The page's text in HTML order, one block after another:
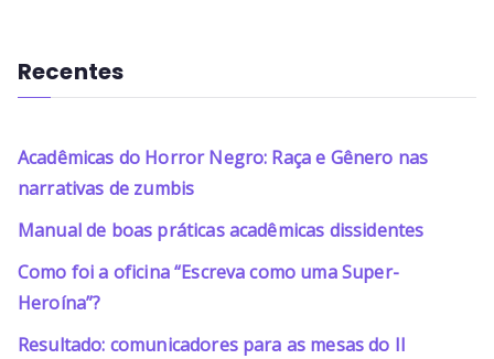
Recentes
Acadêmicas do Horror Negro: Raça e Gênero nas
narrativas de zumbis
Manual de boas práticas acadêmicas dissidentes
Como foi a oficina “Escreva como uma Super-
Heroína”?
Resultado: comunicadores para as mesas do II